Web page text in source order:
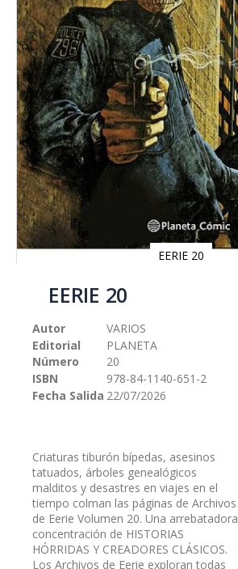
EERIE 20
comienzo
galería
imágenes
EERIE 20
Autor
VARIOS
Editorial
PLANETA
Número
20
ISBN
978-84-1140-651-2
Fecha Salida 22/07/2026
Criaturas tiburón bípedas, asesinos
tatuados, árboles genealógicos
malditos y desastres en viajes en el
tiempo colman las páginas de Archivos
de Eerie Volumen 20. Una arrebatadora
concentración de HISTORIAS
HÓRRIDAS Y CREADORES CLÁSICOS.
Los Archivos de Eerie exploran todas